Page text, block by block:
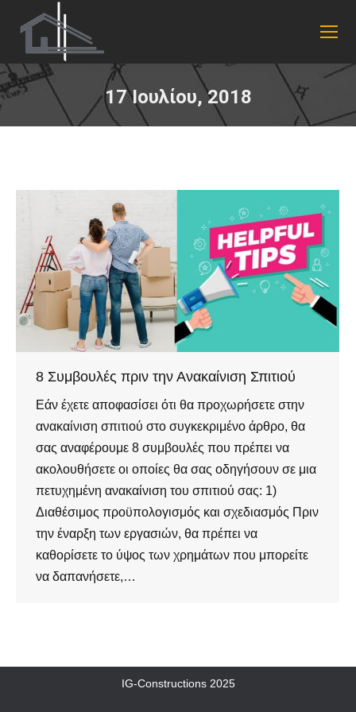
17 Ιουλίου, 2018
You are here:
8 Συμβουλές πριν την Ανακαίνιση Σπιτιού
Εάν έχετε αποφασίσει ότι θα προχωρήσετε στην
ανακαίνιση σπιτιού στο συγκεκριμένο άρθρο, θα
σας αναφέρουμε 8 συμβουλές που πρέπει να
ακολουθήσετε οι οποίες θα σας οδηγήσουν σε μια
πετυχημένη ανακαίνιση του σπιτιού σας: 1)
Διαθέσιμος προϋπολογισμός και σχεδιασμός Πριν
την έναρξη των εργασιών, θα πρέπει να
καθορίσετε το ύψος των χρημάτων που μπορείτε
να δαπανήσετε,…
IG-Constructions 2025